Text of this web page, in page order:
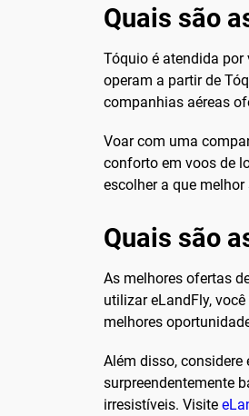
Quais são
Tóquio é atendida
operam a partir de
companhias aéreas
Voar com uma
conforto em voos de
escolher a que
Quais são
As melhores ofertas
utilizar eLandFly,
melhores
Além disso,
surpreendentemente
irresistíveis. Visite